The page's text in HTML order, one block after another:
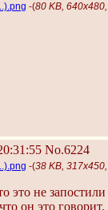
-(80 KB,
No.6224
-(38 KB,
это не
он это говорит.